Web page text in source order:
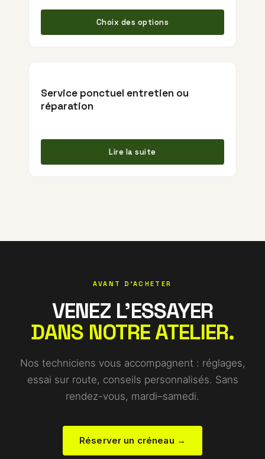
Choix des options
Ce
Service ponctuel entretien ou
réparation
Lire la suite
AVANT D'ACHETER
VENEZ L'ESSAYER
DANS NOTRE ATELIER.
Nos techniciens vous accompagnent : réglages,
essai sur route, conseils personnalisés. Sans
rendez-vous, mardi–samedi.
Réserver un créneau →